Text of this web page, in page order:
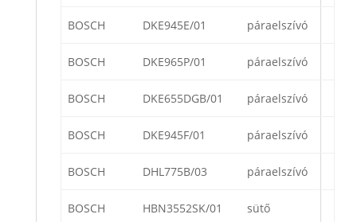
BOSCH DKE945E/01 páraelszívó
BOSCH DKE965P/01 páraelszívó
BOSCH DKE655DGB/01 páraelszívó
BOSCH DKE945F/01 páraelszívó
BOSCH DHL775B/03 páraelszívó
BOSCH HBN3552SK/01 sütő